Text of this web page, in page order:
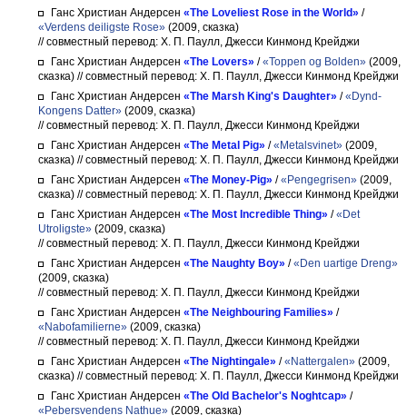
Ганс Христиан Андерсен «The Loveliest Rose in the World» /
«Verdens deiligste Rose» (2009, сказка)
// совместный перевод: Х. П. Паулл, Джесси Кинмонд Крейджи
Ганс Христиан Андерсен «The Lovers» /«Toppen og Bolden» (2009,
сказка) // совместный перевод: Х. П. Паулл, Джесси Кинмонд Крейджи
Ганс Христиан Андерсен «The Marsh King's Daughter» /«Dynd-
Kongens Datter» (2009, сказка)
// совместный перевод: Х. П. Паулл, Джесси Кинмонд Крейджи
Ганс Христиан Андерсен «The Metal Pig» /«Metalsvinet» (2009,
сказка) // совместный перевод: Х. П. Паулл, Джесси Кинмонд Крейджи
Ганс Христиан Андерсен «The Money-Pig» /«Pengegrisen» (2009,
сказка) // совместный перевод: Х. П. Паулл, Джесси Кинмонд Крейджи
Ганс Христиан Андерсен «The Most Incredible Thing» /«Det
Utroligste» (2009, сказка)
// совместный перевод: Х. П. Паулл, Джесси Кинмонд Крейджи
Ганс Христиан Андерсен «The Naughty Boy» /«Den uartige Dreng»
(2009, сказка)
// совместный перевод: Х. П. Паулл, Джесси Кинмонд Крейджи
Ганс Христиан Андерсен «The Neighbouring Families» /
«Nabofamilierne» (2009, сказка)
// совместный перевод: Х. П. Паулл, Джесси Кинмонд Крейджи
Ганс Христиан Андерсен «The Nightingale» /«Nattergalen» (2009,
сказка) // совместный перевод: Х. П. Паулл, Джесси Кинмонд Крейджи
Ганс Христиан Андерсен «The Old Bachelor's Noghtcap» /
«Pebersvendens Nathue» (2009, сказка)